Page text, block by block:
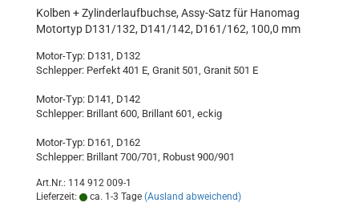
Kolben + Zylinderlaufbuchse, Assy-Satz für Hanomag
Motortyp D131/132, D141/142, D161/162, 100,0 mm
Motor-Typ: D131, D132
Schlepper: Perfekt 401 E, Granit 501, Granit 501 E
Motor-Typ: D141, D142
Schlepper: Brillant 600, Brillant 601, eckig
Motor-Typ: D161, D162
Schlepper: Brillant 700/701, Robust 900/901
Art.Nr.: 114 912 009-1
Lieferzeit:
ca. 1-3 Tage (Ausland abweichend)